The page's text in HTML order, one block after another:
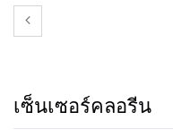
เซ็นเซอร์คลอรีน